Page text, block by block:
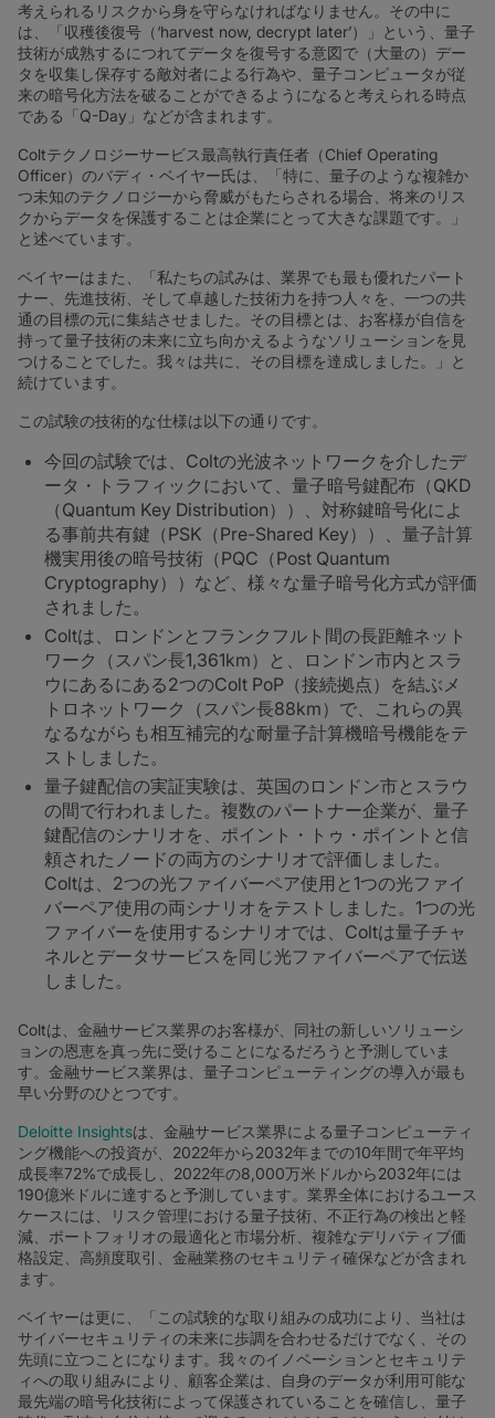
考えられるリスクから身を守らなければなりません。その中に
は、「収穫後復号（‘harvest now, decrypt later’）」という、量子
技術が成熟するにつれてデータを復号する意図で（大量の）デー
タを収集し保存する敵対者による行為や、量子コンピュータが従
来の暗号化方法を破ることができるようになると考えられる時点
である「Q-Day」などが含まれます。
Coltテクノロジーサービス最高執行責任者（Chief Operating
Officer）のバディ・ベイヤー氏は、「特に、量子のような複雑か
つ未知のテクノロジーから脅威がもたらされる場合、将来のリス
クからデータを保護することは企業にとって大きな課題です。」
と述べています。
ベイヤーはまた、「私たちの試みは、業界でも最も優れたパート
ナー、先進技術、そして卓越した技術力を持つ人々を、一つの共
通の目標の元に集結させました。その目標とは、お客様が自信を
持って量子技術の未来に立ち向かえるようなソリューションを見
つけることでした。我々は共に、その目標を達成しました。」と
続けています。
この試験の技術的な仕様は以下の通りです。
今回の試験では、Coltの光波ネットワークを介したデ
ータ・トラフィックにおいて、量子暗号鍵配布（QKD
（Quantum Key Distribution））、対称鍵暗号化によ
る事前共有鍵（PSK（Pre-Shared Key））、量子計算
機実用後の暗号技術（PQC（Post Quantum
Cryptography））など、様々な量子暗号化方式が評価
されました。
Coltは、ロンドンとフランクフルト間の長距離ネット
ワーク（スパン長1,361km）と、ロンドン市内とスラ
ウにあるにある2つのColt PoP（接続拠点）を結ぶメ
トロネットワーク（スパン長88km）で、これらの異
なるながらも相互補完的な耐量子計算機暗号機能をテ
ストしました。
量子鍵配信の実証実験は、英国のロンドン市とスラウ
の間で行われました。複数のパートナー企業が、量子
鍵配信のシナリオを、ポイント・トゥ・ポイントと信
頼されたノードの両方のシナリオで評価しました。
Coltは、2つの光ファイバーペア使用と1つの光ファイ
バーペア使用の両シナリオをテストしました。1つの光
ファイバーを使用するシナリオでは、Coltは量子チャ
ネルとデータサービスを同じ光ファイバーペアで伝送
しました。
Coltは、金融サービス業界のお客様が、同社の新しいソリューシ
ョンの恩恵を真っ先に受けることになるだろうと予測していま
す。金融サービス業界は、量子コンピューティングの導入が最も
早い分野のひとつです。
Deloitte Insightsは、金融サービス業界による量子コンピューティ
ング機能への投資が、2022年から2032年までの10年間で年平均
成長率72%で成長し、2022年の8,000万米ドルから2032年には
190億米ドルに達すると予測しています。業界全体におけるユース
ケースには、リスク管理における量子技術、不正行為の検出と軽
減、ポートフォリオの最適化と市場分析、複雑なデリバティブ価
格設定、高頻度取引、金融業務のセキュリティ確保などが含まれ
ます。
ベイヤーは更に、「この試験的な取り組みの成功により、当社は
サイバーセキュリティの未来に歩調を合わせるだけでなく、その
先頭に立つことになります。我々のイノベーションとセキュリテ
ィへの取り組みにより、顧客企業は、自身のデータが利用可能な
最先端の暗号化技術によって保護されていることを確信し、量子